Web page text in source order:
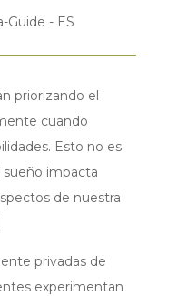
Guide - ES
priorizando el
cuando
Esto no es
sueño impacta
de nuestra
privadas de
experimentan